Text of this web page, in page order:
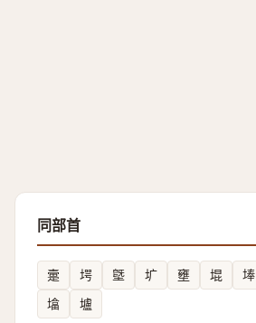
同部首
㚄 堮 墍 圹 壅 堒 埲
墖
壚